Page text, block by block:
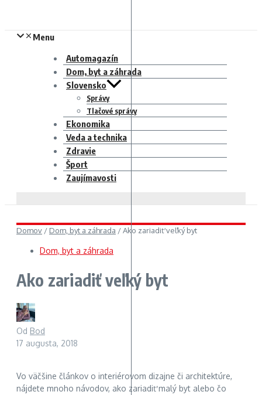
Menu
Automagazín
Dom, byt a záhrada
Slovensko
Správy
Tlačové správy
Ekonomika
Veda a technika
Zdravie
Šport
Zaujímavosti
Domov / Dom, byt a záhrada /Ako zariadiť veľký byt
Dom, byt a záhrada
Ako zariadiť veľký byt
Od Bod
17 augusta, 2018
Vo väčšine článkov o interiérovom dizajne či architektúre,
nájdete mnoho návodov, ako zariadiť malý byt alebo čo